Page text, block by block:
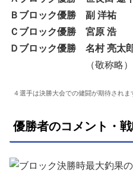
Ｂブロック優勝 副 洋祐
Ｃブロック優勝 宮原 浩
Ｄブロック優勝 名村 亮太
（敬称略）
４選手は決勝大会での健闘が期待されま
優勝者のコメント・